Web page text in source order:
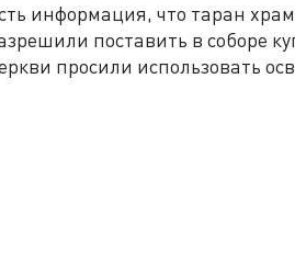
информация, что таран
поставить в соборе
просили использовать